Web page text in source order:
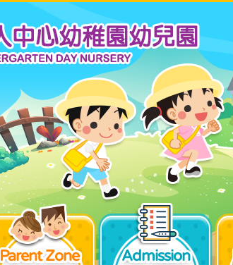
Parent Zone Admission